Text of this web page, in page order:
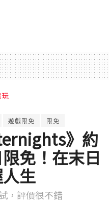
遊戲限免 限免
》約
免！在末日
生
，評價很不錯